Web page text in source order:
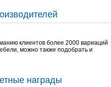
клиентов более 2000 вариаций
можно также подобрать и
награды